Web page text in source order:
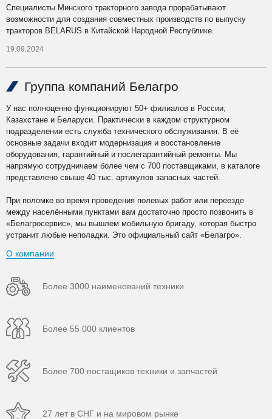
Специалисты Минского тракторного завода прорабатывают
возможности для создания совместных производств по выпуску
тракторов BELARUS в Китайской Народной Республике.
19.09.2024
Группа компаний Белагро
У нас полноценно функционируют 50+ филиалов в России,
Казахстане и Беларуси. Практически в каждом структурном
подразделении есть служба технического обслуживания. В её
основные задачи входит модернизация и восстановление
оборудования, гарантийный и послегарантийный ремонты. Мы
напрямую сотрудничаем более чем с 700 поставщиками, в каталоге
представлено свыше 40 тыс. артикулов запасных частей.
При поломке во время проведения полевых работ или переезде
между населёнными пунктами вам достаточно просто позвонить в
«Белагросервис», мы вышлем мобильную бригаду, которая быстро
устранит любые неполадки. Это официальный сайт «Белагро».
О компании
Более 3000 наименований техники
Более 55 000 клиентов
Более 700 постащиков техники и запчастей
27 лет в СНГ и на мировом рынке